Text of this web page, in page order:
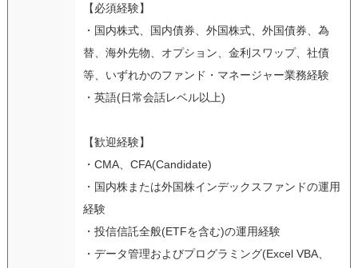
【必須経験】
・国内株式、国内債券、外国株式、外国債券、為
替、海外先物、オプション、金利スワップ、社債
等、いずれかのファンド・マネージャー業務経験
・英語(日常会話レベル以上)
【歓迎経験】
・CMA、CFA(Candidate)
・国内株または外国株インデックスファンドの運用
経験
・投信信託全般(ETFを含む)の運用経験
・データ管理およびプログラミング(Excel VBA、